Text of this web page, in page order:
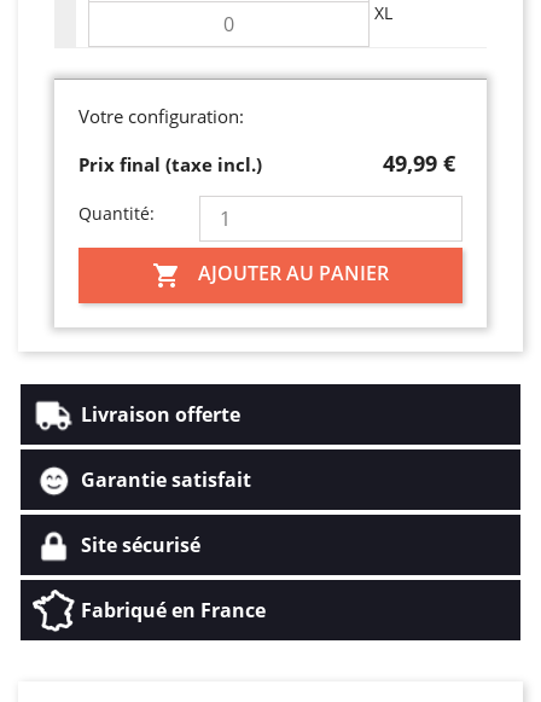
XL
Votre configuration:
Prix final (taxe incl.)
49,99 €
Quantité:
 AJOUTER AU PANIER
Livraison offerte
Garantie satisfait
Site sécurisé
Fabriqué en France